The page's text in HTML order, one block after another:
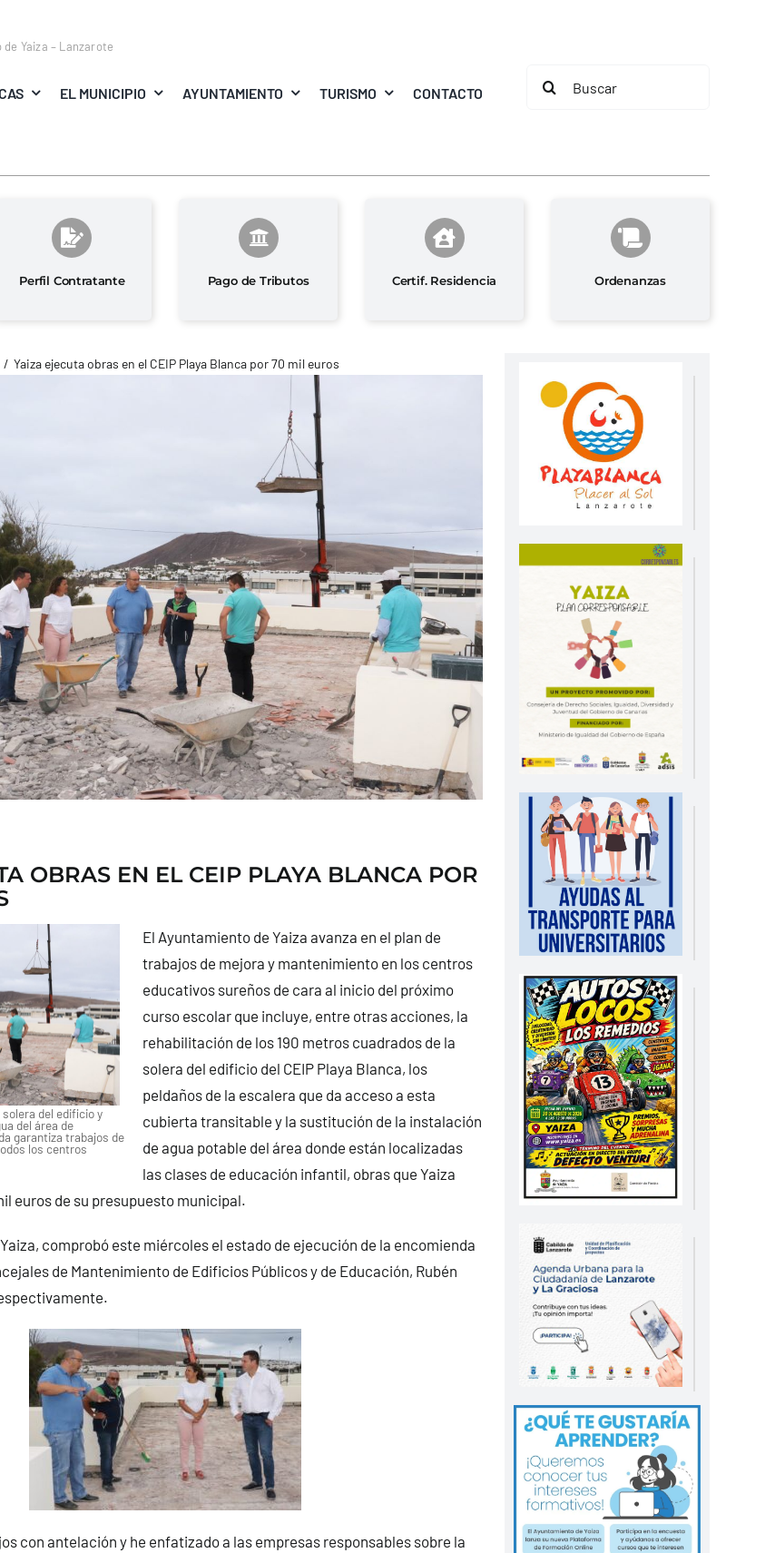
Yaiza – Lanzarote
EL MUNICIPIO AYUNTAMIENTO TURISMO CONTACTO
Buscar:
Perfil Contratante Pago de Tributos Certif. Residencia Ordenanzas
Yaiza ejecuta obras en el CEIP Playa Blanca por 70 mil euros
OBRAS EN EL CEIP PLAYA BLANCA POR
del edificio y
del área de
garantiza trabajos de
los centros
El Ayuntamiento de Yaiza avanza en el plan de
trabajos de mejora y mantenimiento en los centros
educativos sureños de cara al inicio del próximo
curso escolar que incluye, entre otras acciones, la
rehabilitación de los 190 metros cuadrados de la
solera del edificio del CEIP Playa Blanca, los
peldaños de la escalera que da acceso a esta
cubierta transitable y la sustitución de la instalación
de agua potable del área donde están localizadas
las clases de educación infantil, obras que Yaiza
euros de su presupuesto municipal.
comprobó este miércoles el estado de ejecución de la encomienda
de Mantenimiento de Edificios Públicos y de Educación, Rubén
con antelación y he enfatizado a las empresas responsables sobre la